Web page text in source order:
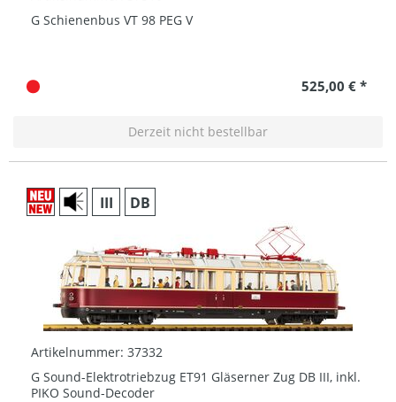
G Schienenbus VT 98 PEG V
525,00 € *
Derzeit nicht bestellbar
III DB
Artikelnummer: 37332
G Sound-Elektrotriebzug ET91 Gläserner Zug DB III, inkl.
PIKO Sound-Decoder